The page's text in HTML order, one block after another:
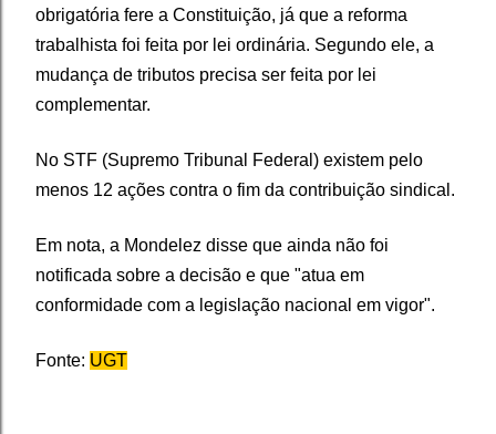
obrigatória fere a Constituição, já que a reforma
trabalhista foi feita por lei ordinária. Segundo ele, a
mudança de tributos precisa ser feita por lei
complementar.
No STF (Supremo Tribunal Federal) existem pelo
menos 12 ações contra o fim da contribuição sindical.
Em nota, a Mondelez disse que ainda não foi
notificada sobre a decisão e que "atua em
conformidade com a legislação nacional em vigor".
Fonte: UGT